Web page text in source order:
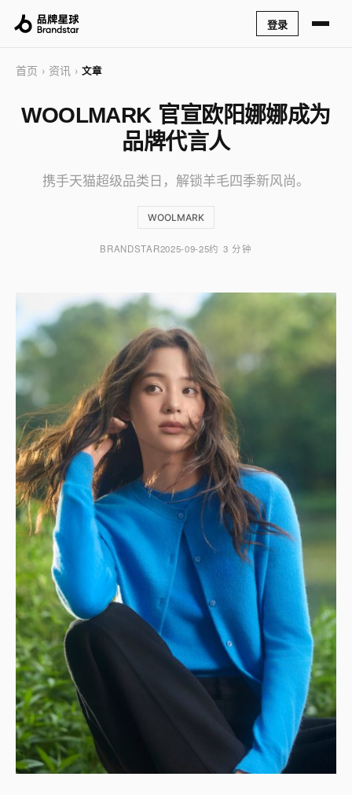
登录
首页 › 资讯 › 文章
WOOLMARK 官宣欧阳娜娜成为
品牌代言人
携手天猫超级品类日，解锁羊毛四季新风尚。
WOOLMARK
BRANDSTAR2025-09-25约 3 分钟